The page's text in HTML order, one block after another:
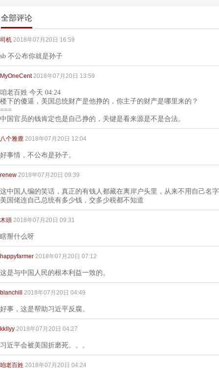
全部评论
司机 2018年07月20日 16:59
sb 不公布你就是孙子
MyOneCent 2018年07月20日 13:59
咱老百姓 今天 04:24
楼下的傻逼，美国总统财产是他挣的，你主子的财产是哪里来的？
===
中国官员的钱肯定也是自己挣的，关键是看来源是不是合法。
八个雅鹿 2018年07月20日 12:04
好事情，不公布是孙子。
renew 2018年07月20日 09:39
这中国人编的笑话，真正的有钱人都藏在离岸户头里，从来不用自己名
美国佬连自己总统有多少钱，交多少税都不知道
木頭 2018年07月20日 09:31
瞎掰什么呀
happyfarmer 2018年07月20日 07:12
这是与中国人民的根本利益一致的。
blanchill 2018年07月20日 04:49
好事，这是帮助习近平反腐。
kkllyy 2018年07月20日 04:27
习近平会被美国折磨死。。。
咱老百姓 2018年07月20日 04:24